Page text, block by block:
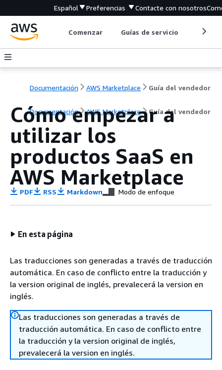
Español Preferencias Contacte con nosotros
Comenzar Guías de servicio
Documentación AWS Marketplace Guía del vendedor
Documentación AWS Marketplace Guía del vendedor
Cómo empezar a
utilizar los
productos SaaS en
AWS Marketplace
PDF RSS Markdown Modo de enfoque
En esta página
Las traducciones son generadas a través de traducción
automática. En caso de conflicto entre la traducción y
la version original de inglés, prevalecerá la version en
inglés.
Las traducciones son generadas a través de
traducción automática. En caso de conflicto entre
la traducción y la version original de inglés,
prevalecerá la version en inglés.